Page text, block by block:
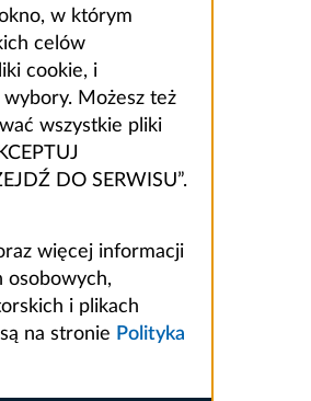
w którym
celów
cookie, i
Możesz też
wszystkie pliki
DO SERWISU”.
więcej informacji
osobowych,
i plikach
na stronie Polityka